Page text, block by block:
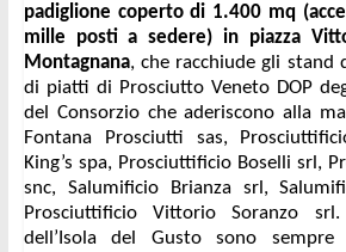
padiglione coperto di 1.400 mq
mille posti a sedere) in piazza
Montagnana, che racchiude gli stand
di piatti di Prosciutto Veneto DOP
del Consorzio che aderiscono alla
Fontana Prosciutti sas,
King’s spa, Prosciuttificio Boselli srl,
snc, Salumificio Brianza srl,
Prosciuttificio Vittorio Soranzo
dell’Isola del Gusto sono